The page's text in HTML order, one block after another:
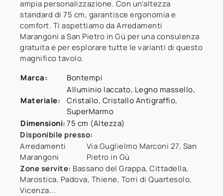
ampia personalizzazione. Con un'altezza
standard di 75 cm, garantisce ergonomia e
comfort. Ti aspettiamo da Arredamenti
Marangoni a San Pietro in Gù per una consulenza
gratuita e per esplorare tutte le varianti di questo
magnifico tavolo.
Marca:
Bontempi
Materiale:
Alluminio laccato, Legno massello,
Cristallo, Cristallo Antigraffio,
SuperMarmo
Dimensioni:75 cm (Altezza)
Disponibile presso:
Arredamenti
Marangoni
Via Guglielmo Marconi 27, San
Pietro in Gù
Zone servite: Bassano del Grappa, Cittadella,
Marostica, Padova, Thiene, Torri di Quartesolo,
Vicenza...